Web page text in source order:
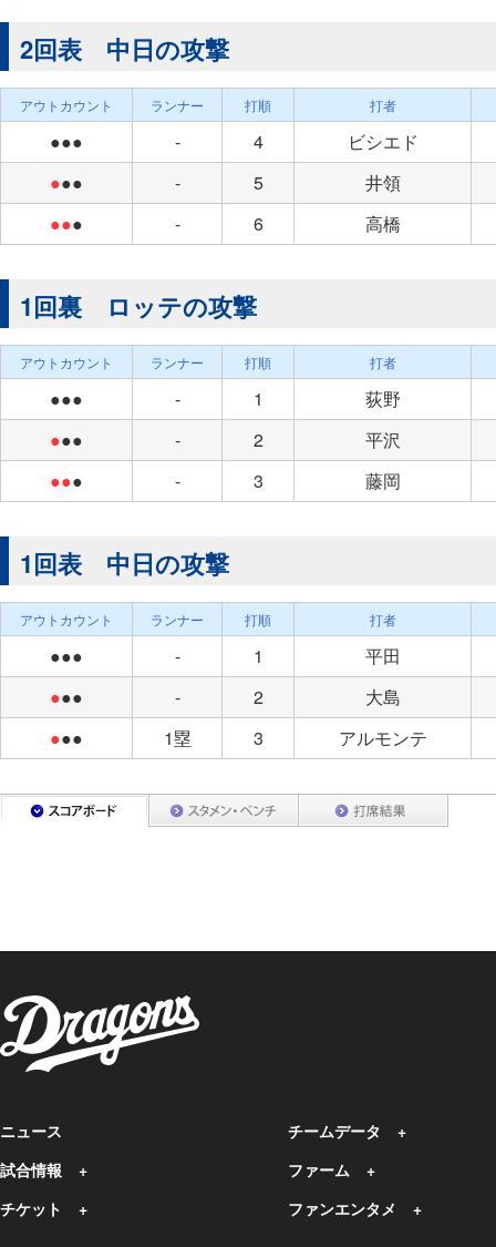
2回表 中日の攻撃
アウトカウント ランナー 打順 打者
●●● - 4
ビシエド
●●● - 5
井領
●●● - 6 高橋
1回裏 ロッテの攻撃
アウトカウント ランナー 打順 打者
●●● - 1
荻野
●●● - 2
平沢
●●● - 3 藤岡
1回表 中日の攻撃
アウトカウント ランナー 打順 打者
●●● - 1
平田
●●● - 2
大島
●●● 1塁 3 アルモンテ
ニュース
試合情報
チケット
チームデータ
ファーム
ファンエンタメ